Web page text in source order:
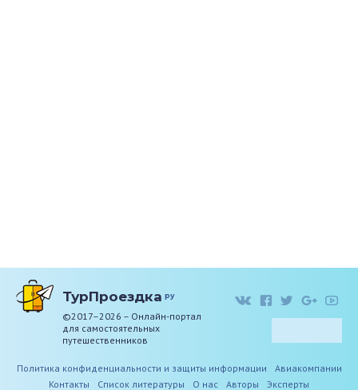
ТурПроездка ру
©2017–2026 – Онлайн-портал
для самостоятельных
путешественников
Политика конфиденциальности и защиты информации
Авиакомпании
Контакты
Список литературы О нас Авторы Эксперты